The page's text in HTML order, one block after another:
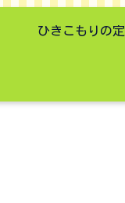
ひきこもりの